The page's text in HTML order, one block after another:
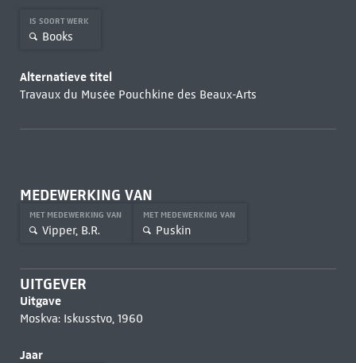
IS SOORT WERK
Books
Alternatieve titel
Travaux du Musée Pouchkine des Beaux-Arts
MEDEWERKING VAN
MET MEDEWERKING VAN
Vipper, B.R.
MET MEDEWERKING VAN
Puskin
UITGEVER
Uitgave
Moskva: Iskusstvo, 1960
Jaar